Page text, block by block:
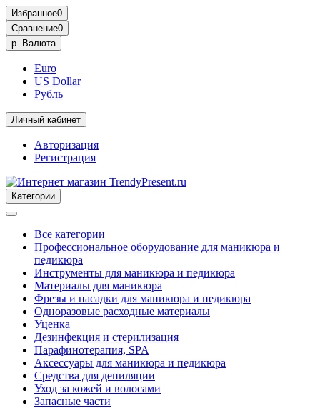
Избранное0
Сравнение0
р. Валюта
Euro
US Dollar
Рубль
Личный кабинет
Авторизация
Регистрация
Категории
Все категории
Профессиональное оборудование для маникюра и
педикюра
Инструменты для маникюра и педикюра
Материалы для маникюра
Фрезы и насадки для маникюра и педикюра
Одноразовые расходные материалы
Уценка
Дезинфекция и стерилизация
Парафинотерапия, SPA
Аксессуары для маникюра и педикюра
Средства для депиляции
Уход за кожей и волосами
Запасные части